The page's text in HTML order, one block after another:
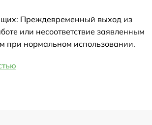
Преждевременный выход из
или несоответствие заявленным
при нормальном использовании.